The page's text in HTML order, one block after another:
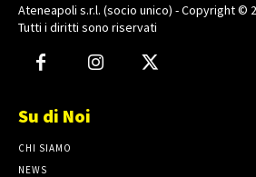
Ateneapoli s.r.l. (socio unico) - Copyright ©
Tutti i diritti sono riservati
Su di Noi
CHI SIAMO
NEWS